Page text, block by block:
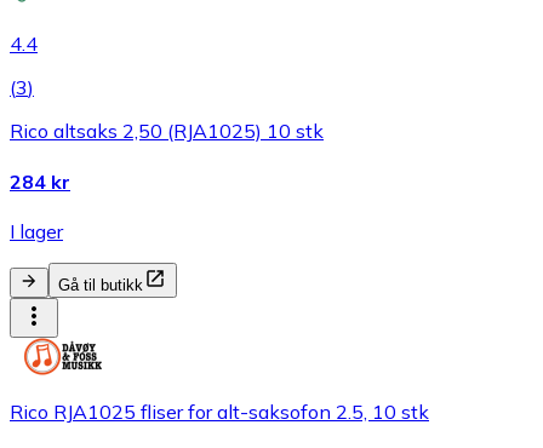
4.4
(3)
Rico altsaks 2,50 (RJA1025) 10 stk
284 kr
I lager
Gå til butikk
Rico RJA1025 fliser for alt-saksofon 2.5, 10 stk